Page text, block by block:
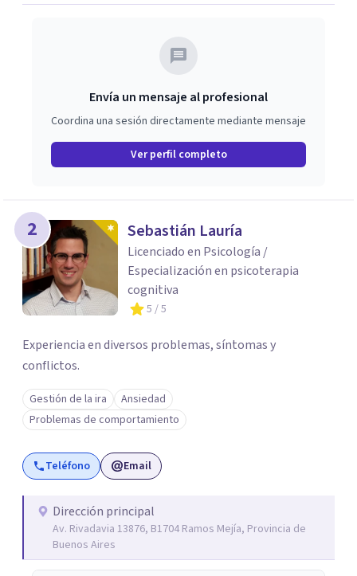
Envía un mensaje al profesional
Coordina una sesión directamente mediante mensaje
Ver perfil completo
2 Sebastián Lauría
Licenciado en Psicología /
Especialización en psicoterapia
cognitiva
5 / 5
Experiencia en diversos problemas, síntomas y
conflictos.
Gestión de la ira
Ansiedad
Problemas de comportamiento
Teléfono Email
Dirección principal
Av. Rivadavia 13876, B1704 Ramos Mejía, Provincia de
Buenos Aires